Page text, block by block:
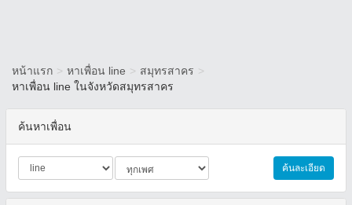
หน้าแรก > หาเพื่อน line > สมุทรสาคร >
หาเพื่อน line ในจังหวัดสมุทรสาคร
ค้นหาเพื่อน
ค้นละเอียด